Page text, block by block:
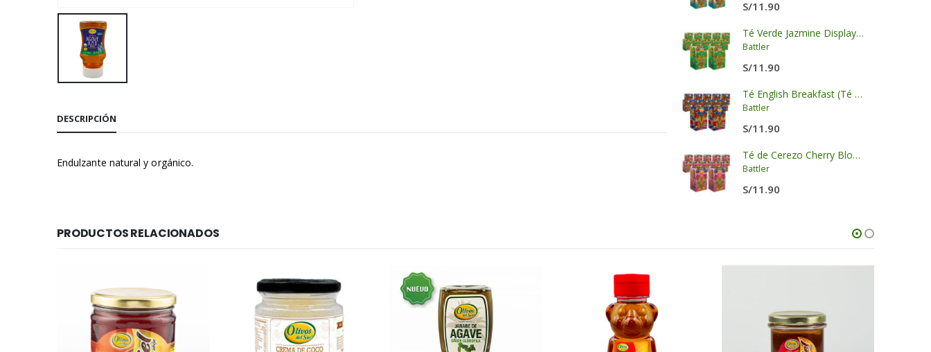
DESCRIPCIÓN
Endulzante natural y orgánico.
S/11.90
Té Verde Jazmine Display x 20 sobres x 2g c/u
Battler
S/11.90
Té English Breakfast (Té Negro) Display x 20 sobres x 2g c/u
Battler
S/11.90
Té de Cerezo Cherry Blossom Display x 20 sobres x 2g c/u
Battler
S/11.90
PRODUCTOS RELACIONADOS